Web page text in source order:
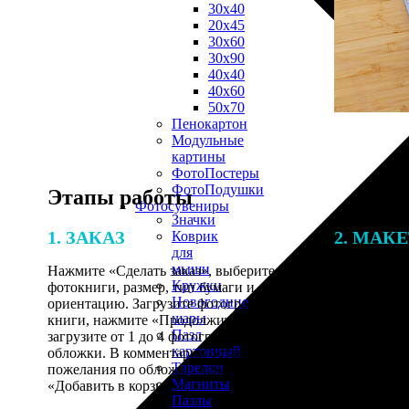
30х40
20х45
30х60
30х90
40х40
40х60
50х70
Пенокартон
Модульные
картины
ФотоПостеры
ФотоПодушки
Фотоcувениры
Значки
Коврик
для
мыши
Кружки
Новогодние
шары
Пазл
картонный
Тарелки
Магниты
Пазлы
Этапы работы
1. ЗАКАЗ
Нажмите «Сделать заказ», выберите тип
фотокниги, размер, тип бумаги и
ориентацию. Загрузите фотографии для
книги, нажмите «Продолжить» и
загрузите от 1 до 4 фотографий для
обложки. В комментарии оставьте свои
пожелания по обложке, нажмите
«Добавить в корзину».
2.